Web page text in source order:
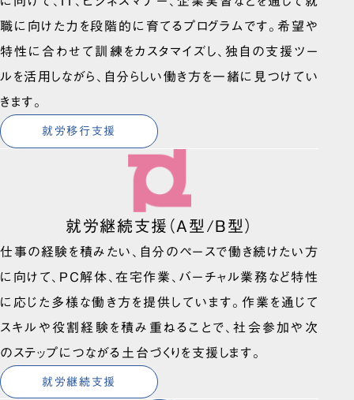
職に向けた力を段階的に育てるプログラムです。希望や
特性に合わせて訓練をカスタマイズし、独自の支援ツー
ルを活用しながら、自分らしい働き方を一緒に見つけてい
きます。
就労移行支援
就労継続支援（A型/B型）
仕事の経験を積みたい、自分のペースで働き続けたい方
に向けて、PC解体、在宅作業、バーチャル業務など特性
に応じた多様な働き方を提供しています。作業を通じて
スキルや役割経験を積み重ねることで、社会参加や次
のステップにつながる土台づくりを支援します。
就労継続支援